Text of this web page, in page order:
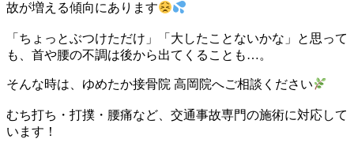
故が増える傾向にあります
「ちょっとぶつけただけ」「大したことないかな」と思って
も、首や腰の不調は後から出てくることも…。
そんな時は、ゆめたか接骨院 高岡院へご相談ください
むち打ち・打撲・腰痛など、交通事故専門の施術に対応して
います！